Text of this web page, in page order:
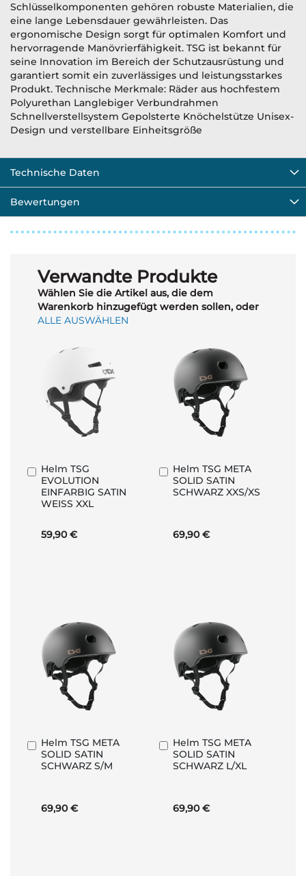
Schlüsselkomponenten gehören robuste Materialien, die
eine lange Lebensdauer gewährleisten. Das
ergonomische Design sorgt für optimalen Komfort und
hervorragende Manövrierfähigkeit. TSG ist bekannt für
seine Innovation im Bereich der Schutzausrüstung und
garantiert somit ein zuverlässiges und leistungsstarkes
Produkt. Technische Merkmale: Räder aus hochfestem
Polyurethan Langlebiger Verbundrahmen
Schnellverstellsystem Gepolsterte Knöchelstütze Unisex-
Design und verstellbare Einheitsgröße
Technische Daten
Bewertungen
Verwandte Produkte
Wählen Sie die Artikel aus, die dem
Warenkorb hinzugefügt werden sollen, oder
ALLE AUSWÄHLEN
Helm TSG
EVOLUTION
EINFARBIG SATIN
WEISS XXL
59,90 €
In
den
Warenkorb
Helm TSG META
SOLID SATIN
SCHWARZ XXS/XS
69,90 €
In
den
Warenkorb
Helm TSG META
SOLID SATIN
SCHWARZ S/M
69,90 €
In
den
Warenkorb
Helm TSG META
SOLID SATIN
SCHWARZ L/XL
69,90 €
In
den
Warenkorb